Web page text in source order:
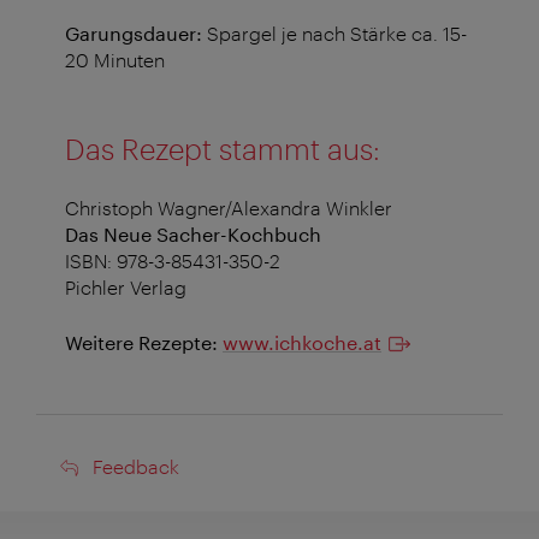
Garungsdauer: Spargel je nach Stärke ca. 15-
20 Minuten
Das Rezept stammt aus:
Christoph Wagner/Alexandra Winkler
Das Neue Sacher-Kochbuch
ISBN: 978-3-85431-350-2
Pichler Verlag
Weitere Rezepte: www.ichkoche.at
Feedback
Feedback